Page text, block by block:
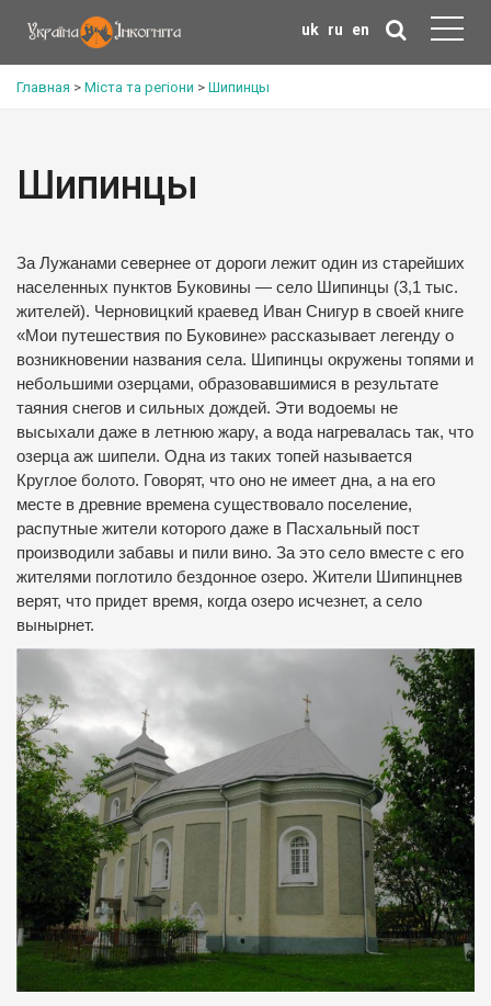
uk ru en
Главная > Міста та регіони > Шипинцы
Шипинцы
За Лужанами севернее от дороги лежит один из старейших
населенных пунктов Буковины — село Шипинцы (3,1 тыс.
жителей). Черновицкий краевед Иван Снигур в своей книге
«Мои путешествия по Буковине» рассказывает легенду о
возникновении названия села. Шипинцы окружены топями и
небольшими озерцами, образовавшимися в результате
таяния снегов и сильных дождей. Эти водоемы не
высыхали даже в летнюю жару, а вода нагревалась так, что
озерца аж шипели. Одна из таких топей называется
Круглое болото. Говорят, что оно не имеет дна, а на его
месте в древние времена существовало поселение,
распутные жители которого даже в Пасхальный пост
производили забавы и пили вино. За это село вместе с его
жителями поглотило бездонное озеро. Жители Шипинцнев
верят, что придет время, когда озеро исчезнет, а село
вынырнет.